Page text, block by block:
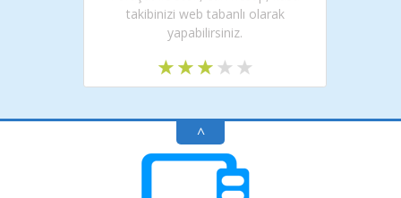
takibinizi web tabanlı olarak
yapabilirsiniz.
^